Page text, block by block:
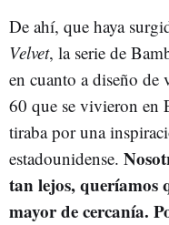
De ahí, que haya
Velvet, la serie de
en cuanto a diseño
60 que se vivieron en
tiraba por una
estadounidense.
tan lejos, queríamos
mayor de cercanía.